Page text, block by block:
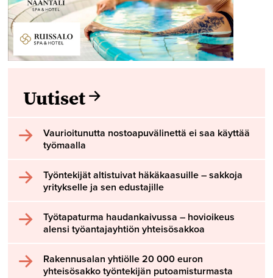
Uutiset
Vaurioitunutta nostoapuvälinettä ei saa käyttää
työmaalla
Työntekijät altistuivat häkäkaasuille – sakkoja
yritykselle ja sen edustajille
Työtapaturma haudankaivussa – hovioikeus
alensi työantajayhtiön yhteisösakkoa
Rakennusalan yhtiölle 20 000 euron
yhteisösakko työntekijän putoamisturmasta